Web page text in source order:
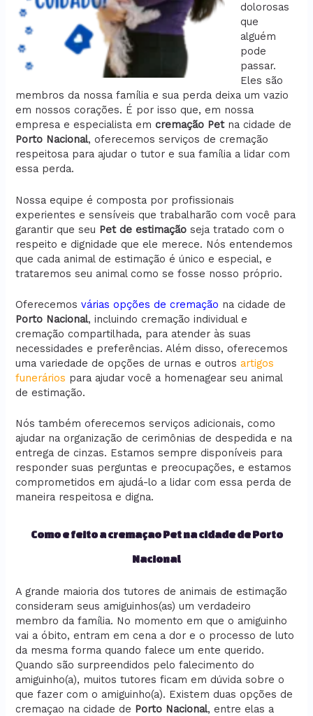
dolorosas
que
alguém
pode
passar.
Eles são
membros da nossa família e sua perda deixa um vazio
em nossos corações. É por isso que, em nossa
empresa e especialista emcremação Petna cidade de
Porto Nacional, oferecemos serviços de cremação
respeitosa para ajudar o tutor e sua família a lidar com
essa perda.
Nossa equipe é composta por profissionais
experientes e sensíveis que trabalharão com você para
garantir que seu Pet de estimação seja tratado com o
respeito e dignidade que ele merece. Nós entendemos
que cada animal de estimação é único e especial, e
trataremos seu animal como se fosse nosso próprio.
Oferecemosvárias opções de cremação na cidade de
Porto Nacional, incluindo cremação individual e
cremação compartilhada, para atender às suas
necessidades e preferências. Além disso, oferecemos
uma variedade de opções de urnas e outros artigos
funerários para ajudar você a homenagear seu animal
de estimação.
Nós também oferecemos serviços adicionais, como
ajudar na organização de cerimônias de despedida e na
entrega de cinzas. Estamos sempre disponíveis para
responder suas perguntas e preocupações, e estamos
comprometidos em ajudá-lo a lidar com essa perda de
maneira respeitosa e digna.
Como e feito a cremaçao Pet na cidade de Porto
Nacional
A grande maioria dos tutores de animais de estimação
consideram seus amiguinhos(as) um verdadeiro
membro da família. No momento em que o amiguinho
vai a óbito, entram em cena a dor e o processo de luto
da mesma forma quando falece um ente querido.
Quando são surpreendidos pelo falecimento do
amiguinho(a), muitos tutores ficam em dúvida sobre o
que fazer com o amiguinho(a). Existem duas opções de
cremaçao na cidade de Porto Nacional, entre elas a